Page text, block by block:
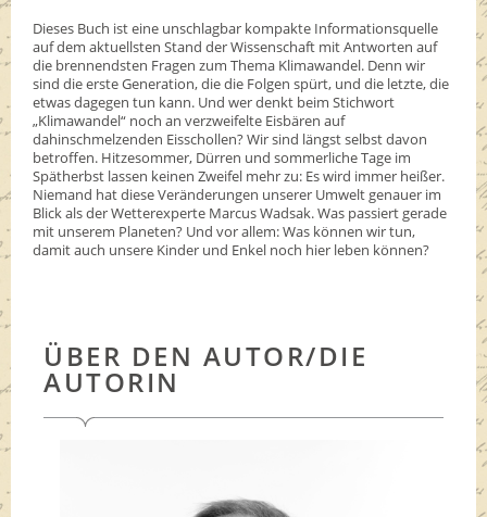
Dieses Buch ist eine unschlagbar kompakte Informationsquelle
auf dem aktuellsten Stand der Wissenschaft mit Antworten auf
die brennendsten Fragen zum Thema Klimawandel. Denn wir
sind die erste Generation, die die Folgen spürt, und die letzte, die
etwas dagegen tun kann. Und wer denkt beim Stichwort
„Klimawandel“ noch an verzweifelte Eisbären auf
dahinschmelzenden Eisschollen? Wir sind längst selbst davon
betroffen. Hitzesommer, Dürren und sommerliche Tage im
Spätherbst lassen keinen Zweifel mehr zu: Es wird immer heißer.
Niemand hat diese Veränderungen unserer Umwelt genauer im
Blick als der Wetterexperte Marcus Wadsak. Was passiert gerade
mit unserem Planeten? Und vor allem: Was können wir tun,
damit auch unsere Kinder und Enkel noch hier leben können?
ÜBER DEN AUTOR/DIE
AUTORIN